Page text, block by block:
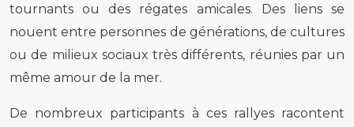
tournants ou des régates amicales. Des liens se
nouent entre personnes de générations, de cultures
ou de milieux sociaux très différents, réunies par un
même amour de la mer.
De nombreux participants à ces rallyes racontent